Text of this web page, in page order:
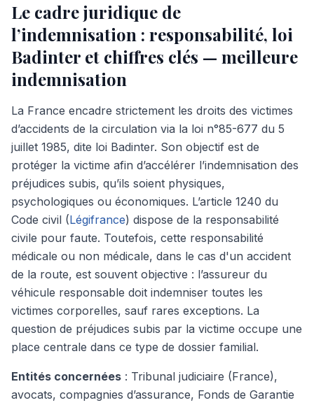
Le cadre juridique de
l’indemnisation : responsabilité, loi
Badinter et chiffres clés — meilleure
indemnisation
La France encadre strictement les droits des victimes
d’accidents de la circulation via la loi n°85-677 du 5
juillet 1985, dite loi Badinter. Son objectif est de
protéger la victime afin d’accélérer l’indemnisation des
préjudices subis, qu’ils soient physiques,
psychologiques ou économiques. L’article 1240 du
Code civil (Légifrance) dispose de la responsabilité
civile pour faute. Toutefois, cette responsabilité
médicale ou non médicale, dans le cas d'un accident
de la route, est souvent objective : l’assureur du
véhicule responsable doit indemniser toutes les
victimes corporelles, sauf rares exceptions. La
question de préjudices subis par la victime occupe une
place centrale dans ce type de dossier familial.
Entités concernées : Tribunal judiciaire (France),
avocats, compagnies d’assurance, Fonds de Garantie